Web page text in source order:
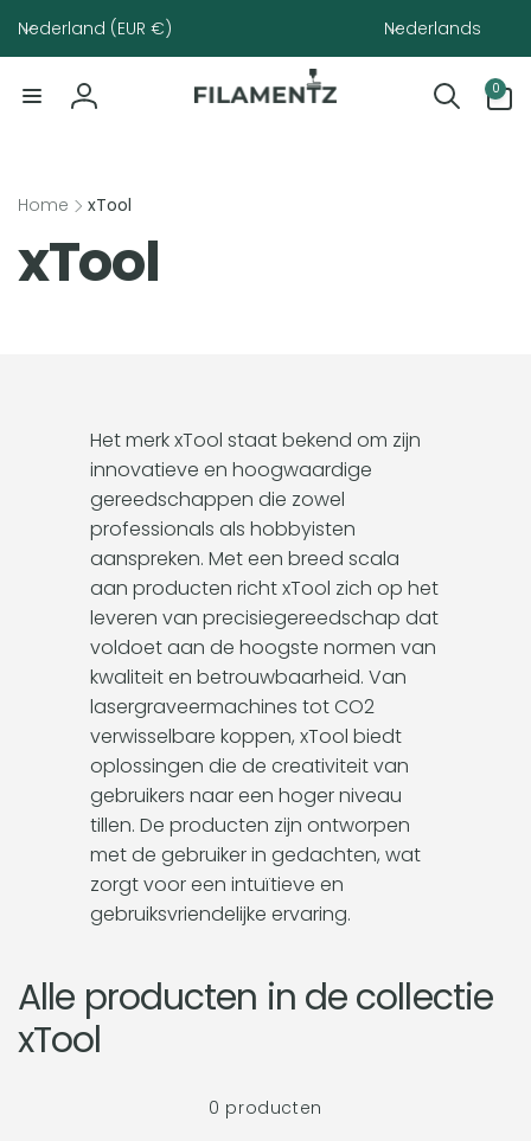
naar de
Nederland (EUR €) Nederlands
Inloggen
0
artikelen
Home xTool
C
xTool
Het merk xTool staat bekend om zijn
innovatieve en hoogwaardige
gereedschappen die zowel
professionals als hobbyisten
aanspreken. Met een breed scala
aan producten richt xTool zich op het
leveren van precisiegereedschap dat
voldoet aan de hoogste normen van
kwaliteit en betrouwbaarheid. Van
lasergraveermachines tot CO2
verwisselbare koppen, xTool biedt
oplossingen die de creativiteit van
gebruikers naar een hoger niveau
tillen. De producten zijn ontworpen
met de gebruiker in gedachten, wat
zorgt voor een intuïtieve en
gebruiksvriendelijke ervaring.
Alle producten in de collectie
xTool
0 producten